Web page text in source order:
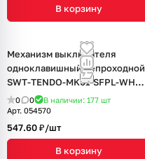
В корзину
Механизм выключателя
одноклавишный непроходной
SWT-TENDO-MK01-SFPL-WH
(230V, 10A) (Arlight, Матовый
белый)
0 0 В наличии: 177 шт
Арт. 054570
547.60 ₽/шт
В корзину